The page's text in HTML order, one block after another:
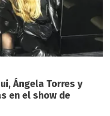
Ángela Torres y
en el show de